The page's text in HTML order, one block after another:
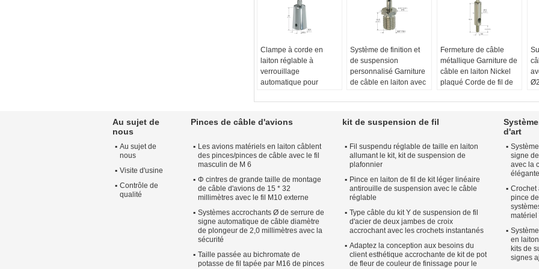
Clampe à corde en
laiton réglable à
verrouillage
automatique pour
système de suspension
Système de suspension
Couleur de finition:
Argent/personnalisé
Nickel / chrome / noir /
blanc
Système de finition et
de suspension
personnalisé Garniture
de câble en laiton avec
réglable
produits
Argent/personnalisé
Dispositif de
verrouillage:
verrouillage
automatique
Traitement de surface:
Nickel / chrome / argent
satiné
Fermeture de câble
métallique Garniture de
câble en laiton Nickel
plaqué Corde de fil de
pour système de
Diamètre du câble:1.5
Longueur du câble:1m
Matériel:
Pieds articulés:
Ø10*43,4 mm
Au sujet de
nous
Au sujet de
nous
Visite d'usine
Contrôle de
qualité
Pinces de câble d'avions
Les avions matériels en laiton câblent
des pinces/pinces de câble avec le fil
masculin de M 6
Φ cintres de grande taille de montage
de câble d'avions de 15 * 32
millimètres avec le fil M10 externe
Systèmes accrochants Ø de serrure de
signe automatique de câble diamètre
de plongeur de 2,0 millimètres avec la
sécurité
Taille passée au bichromate de
potasse de fil tapée par M16 de pinces
kit de suspension de fil
Fil suspendu réglable de taille en laiton
allumant le kit, kit de suspension de
plafonnier
Pince en laiton de fil de kit léger linéaire
antirouille de suspension avec le câble
réglable
Type câble du kit Y de suspension de fil
d'acier de deux jambes de croix
accrochant avec les crochets instantanés
Adaptez la conception aux besoins du
client esthétique accrochante de kit de pot
de fleur de couleur de finissage pour le
d'art
signe
avec la
élégante
Crochet
pince
matériel
en
kits de
signes